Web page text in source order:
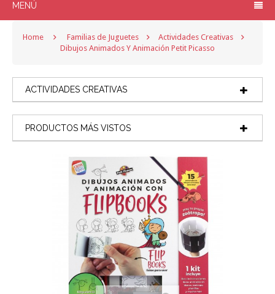
MENÚ
Home Familias de Juguetes
Actividades Creativas
Dibujos Animados Y Animación Petit Picasso
ACTIVIDADES CREATIVAS
PRODUCTOS MÁS VISTOS